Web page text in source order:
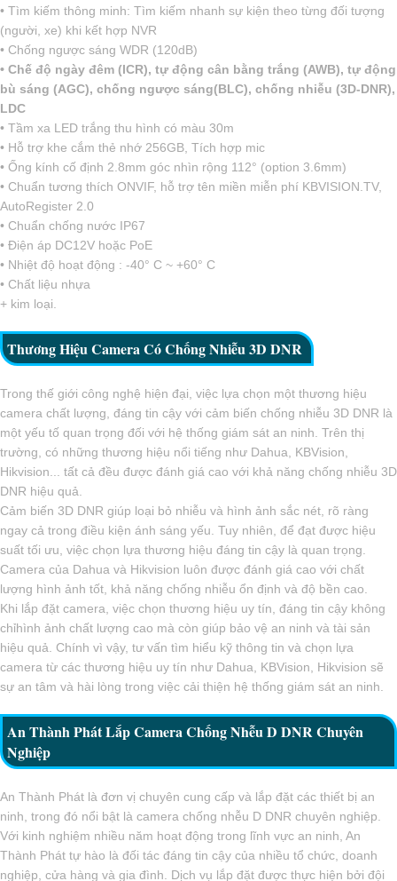
• Tìm kiếm thông minh: Tìm kiếm nhanh sự kiện theo từng đối tượng
(người, xe) khi kết hợp NVR
• Chống ngược sáng WDR (120dB)
• Chế độ ngày đêm (ICR), tự động cân bằng trắng (AWB), tự động
bù sáng (AGC), chống ngược sáng(BLC), chống nhiễu (3D-DNR),
LDC
• Tầm xa LED trắng thu hình có màu 30m
• Hỗ trợ khe cắm thẻ nhớ 256GB, Tích hợp mic
• Ống kính cố định 2.8mm góc nhìn rộng 112° (option 3.6mm)
• Chuẩn tương thích ONVIF, hỗ trợ tên miền miễn phí KBVISION.TV,
AutoRegister 2.0
• Chuẩn chống nước IP67
• Điện áp DC12V hoặc PoE
• Nhiệt độ hoạt động : -40° C ~ +60° C
• Chất liệu nhựa
+ kim loại.
Thương Hiệu Camera Có Chống Nhiễu 3D DNR
Trong thế giới công nghệ hiện đại, việc lựa chọn một thương hiệu
camera chất lượng, đáng tin cậy với cảm biến chống nhiễu 3D DNR là
một yếu tố quan trọng đối với hệ thống giám sát an ninh. Trên thị
trường, có những thương hiệu nổi tiếng như Dahua, KBVision,
Hikvision... tất cả đều được đánh giá cao với khả năng chống nhiễu 3D
DNR hiệu quả.
Cảm biến 3D DNR giúp loại bỏ nhiễu và hình ảnh sắc nét, rõ ràng
ngay cả trong điều kiện ánh sáng yếu. Tuy nhiên, để đạt được hiệu
suất tối ưu, việc chọn lựa thương hiệu đáng tin cậy là quan trọng.
Camera của Dahua và Hikvision luôn được đánh giá cao với chất
lượng hình ảnh tốt, khả năng chống nhiễu ổn định và độ bền cao.
Khi lắp đặt camera, việc chọn thương hiệu uy tín, đáng tin cậy không
chỉhình ảnh chất lượng cao mà còn giúp bảo vệ an ninh và tài sản
hiệu quả. Chính vì vậy, tư vấn tìm hiểu kỹ thông tin và chọn lựa
camera từ các thương hiệu uy tín như Dahua, KBVision, Hikvision sẽ
sự an tâm và hài lòng trong việc cải thiện hệ thống giám sát an ninh.
An Thành Phát Lắp Camera Chống Nhễu D DNR Chuyên
Nghiệp
An Thành Phát là đơn vị chuyên cung cấp và lắp đặt các thiết bị an
ninh, trong đó nổi bật là camera chống nhễu D DNR chuyên nghiệp.
Với kinh nghiệm nhiều năm hoạt động trong lĩnh vực an ninh, An
Thành Phát tự hào là đối tác đáng tin cậy của nhiều tổ chức, doanh
nghiệp, cửa hàng và gia đình. Dịch vụ lắp đặt được thực hiện bởi đội